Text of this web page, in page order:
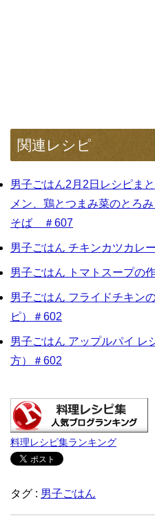
関連レシピ
男子ごはん2月2日レシピま
メン、鶏とつまみ菜のとろ
そば ＃607
男子ごはん チキンカツカレ
男子ごはん トマトスープの
男子ごはん フライドチキン
ピ）＃602
男子ごはん アップルパイ レ
方）＃602
料理レシピ集ランキング
タグ : 男子ごはん